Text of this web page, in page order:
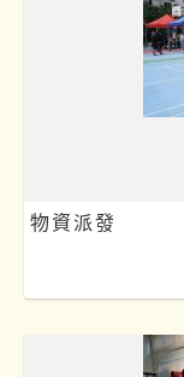
物資派發